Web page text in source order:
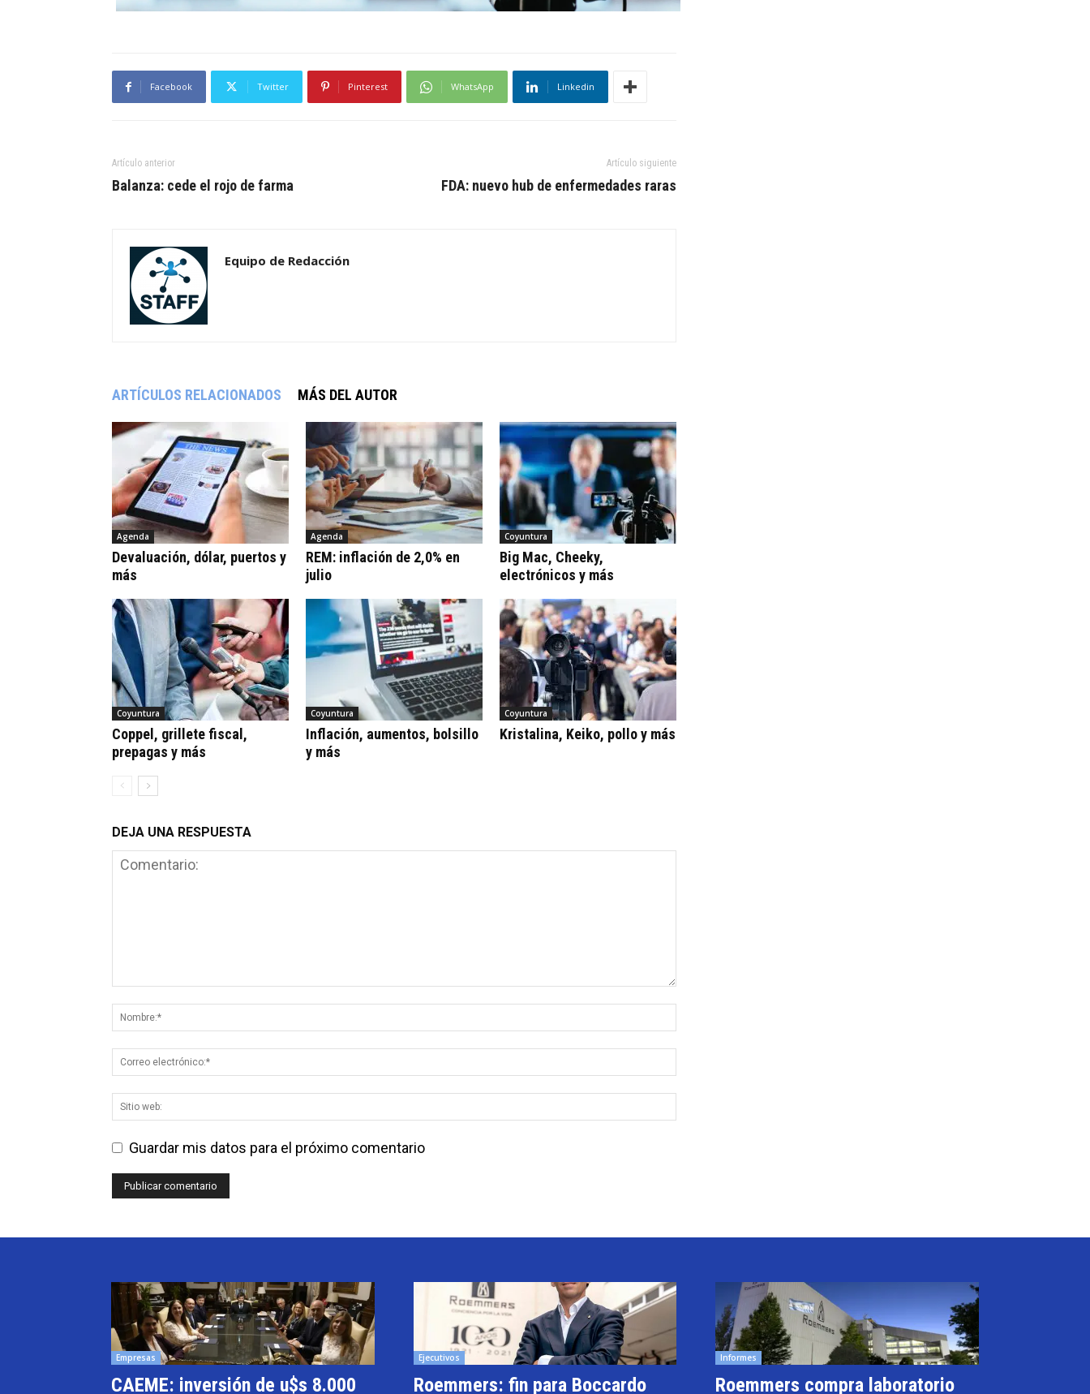
Facebook Twitter Pinterest WhatsApp Linkedin
Artículo anterior
Balanza: cede el rojo de farma
Artículo siguiente
FDA: nuevo hub de enfermedades raras
Equipo de Redacción
ARTÍCULOS RELACIONADOS MÁS DEL AUTOR
Agenda
Devaluación, dólar, puertos y
más
Agenda
REM: inflación de 2,0% en
julio
Coyuntura
Big Mac, Cheeky,
electrónicos y más
Coyuntura
Coppel, grillete fiscal,
prepagas y más
Coyuntura
Inflación, aumentos, bolsillo
y más
Coyuntura
Kristalina, Keiko, pollo y más
DEJA UNA RESPUESTA
Guardar mis datos para el próximo comentario
Empresas
CAEME: inversión de u$s 8.000
Ejecutivos
Roemmers: fin para Boccardo
Informes
Roemmers compra laboratorio